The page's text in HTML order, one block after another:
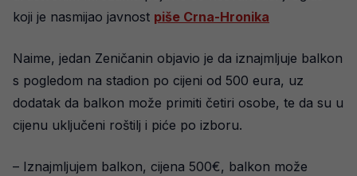
koji je nasmijao javnost piše Crna-Hronika
Naime, jedan Zeničanin objavio je da iznajmljuje balkon
s pogledom na stadion po cijeni od 500 eura, uz
dodatak da balkon može primiti četiri osobe, te da su u
cijenu uključeni roštilj i piće po izboru.
– Iznajmljujem balkon, cijena 500€, balkon može